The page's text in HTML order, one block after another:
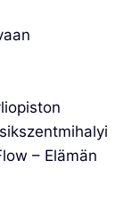
– Elämän